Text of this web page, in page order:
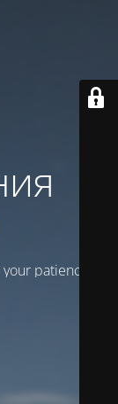
patience!